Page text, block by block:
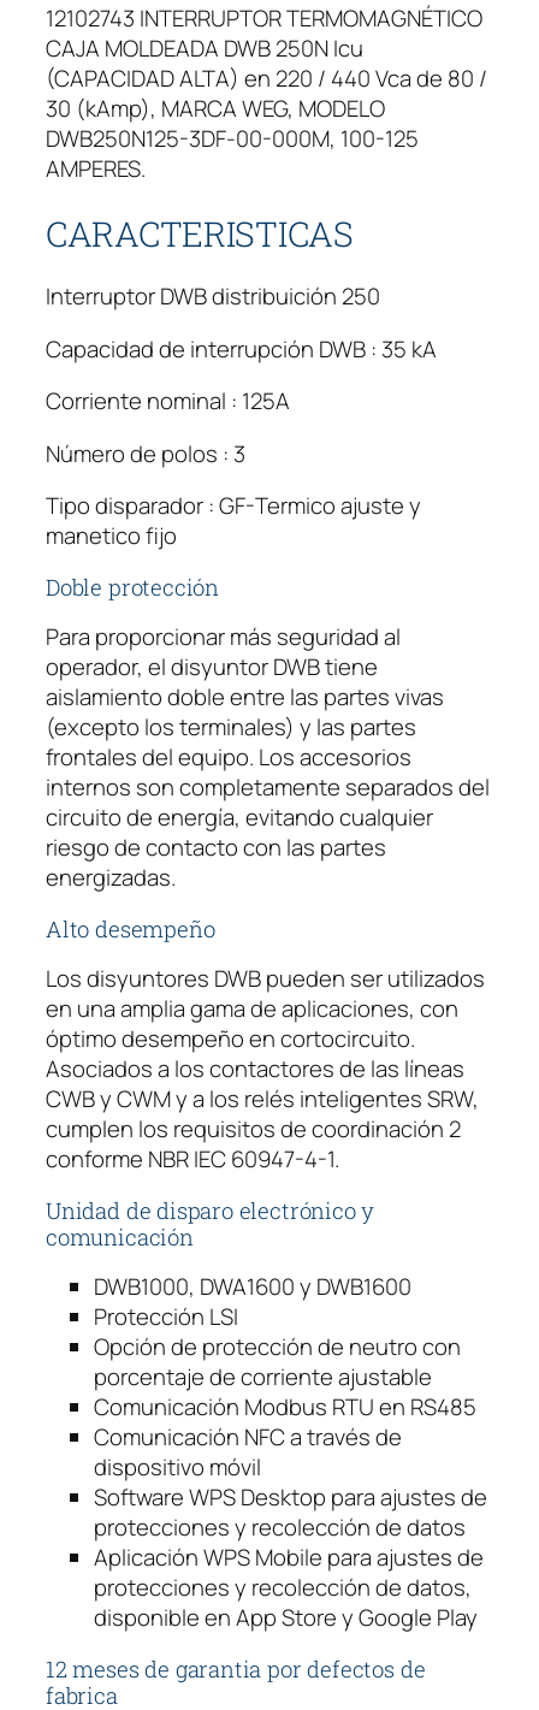
12102743 INTERRUPTOR TERMOMAGNÉTICO
CAJA MOLDEADA DWB 250N Icu
(CAPACIDAD ALTA) en 220 / 440 Vca de 80 /
30 (kAmp), MARCA WEG, MODELO
DWB250N125-3DF-00-000M, 100-125
AMPERES.
CARACTERISTICAS
Interruptor DWB distribuición 250
Capacidad de interrupción DWB : 35 kA
Corriente nominal : 125A
Número de polos : 3
Tipo disparador : GF-Termico ajuste y
manetico fijo
Doble protección
Para proporcionar más seguridad al
operador, el disyuntor DWB tiene
aislamiento doble entre las partes vivas
(excepto los terminales) y las partes
frontales del equipo. Los accesorios
internos son completamente separados del
circuito de energía, evitando cualquier
riesgo de contacto con las partes
energizadas.
Alto desempeño
Los disyuntores DWB pueden ser utilizados
en una amplia gama de aplicaciones, con
óptimo desempeño en cortocircuito.
Asociados a los contactores de las líneas
CWB y CWM y a los relés inteligentes SRW,
cumplen los requisitos de coordinación 2
conforme NBR IEC 60947-4-1.
Unidad de disparo electrónico y
comunicación
DWB1000, DWA1600 y DWB1600
Protección LSI
Opción de protección de neutro con
porcentaje de corriente ajustable
Comunicación Modbus RTU en RS485
Comunicación NFC a través de
dispositivo móvil
Software WPS Desktop para ajustes de
protecciones y recolección de datos
Aplicación WPS Mobile para ajustes de
protecciones y recolección de datos,
disponible en App Store y Google Play
12 meses de garantia por defectos de
fabrica